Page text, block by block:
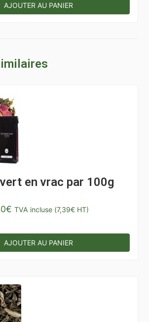
AJOUTER AU PANIER
en vrac par 100g
€ TVA incluse (7,39€HT)
AJOUTER AU PANIER